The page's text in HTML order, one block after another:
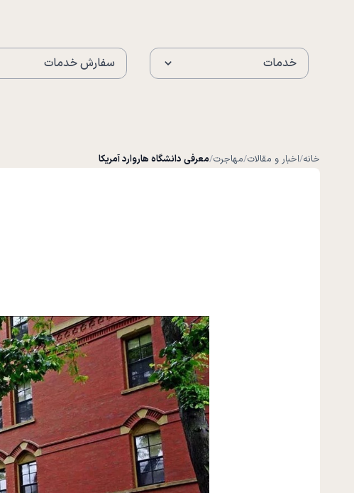
سفارش خدمات خدمات
خانه/اخبار و مقالات/مهاجرت/معرفی دانشگاه هاروارد آمریکا